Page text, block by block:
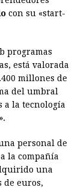
l
t
L
n
k
con su «start-
programas
está valorada
millones de
del umbral
a la tecnología
personal de
la compañía
una
de euros,